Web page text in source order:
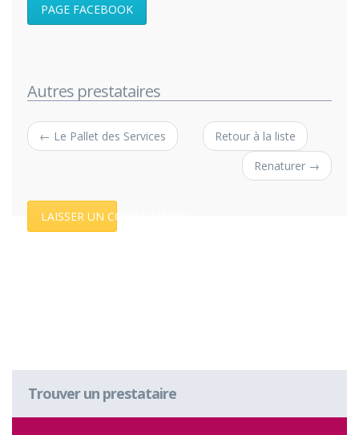
PAGE FACEBOOK
Autres prestataires
← Le Pallet des Services
Retour à la liste
Renaturer →
LAISSER UN COMMENTAIRE
Trouver un prestataire